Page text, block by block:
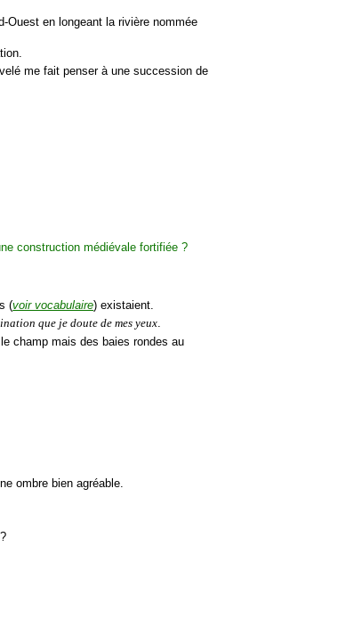
Ouest en longeant la rivière nommée
me fait penser à une succession de
(voir vocabulaire) existaient.
que je doute de mes yeux.
champ mais des baies rondes au
ombre bien agréable.